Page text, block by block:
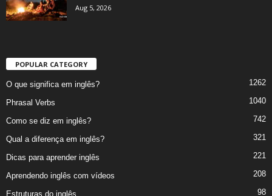
Aug 5, 2026
POPULAR CATEGORY
O que significa em inglês? 1262
Phrasal Verbs 1040
Como se diz em inglês? 742
Qual a diferença em inglês? 321
Dicas para aprender inglês 221
Aprendendo inglês com vídeos 208
Estruturas do inglês 98